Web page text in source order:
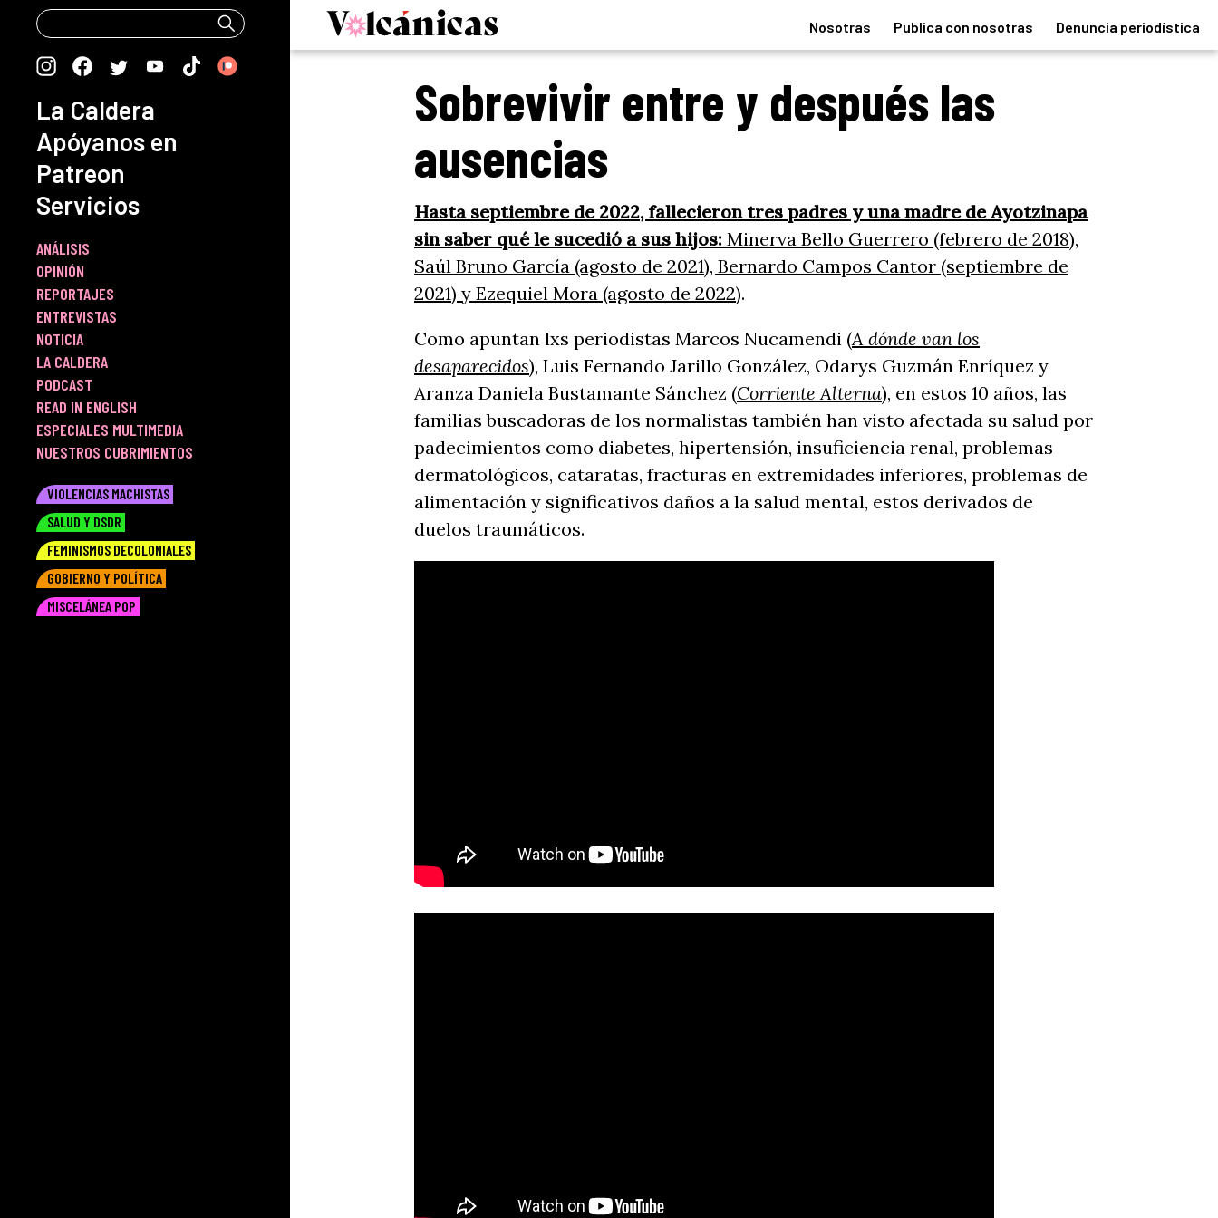
content
Nosotras Publica con nosotras Denuncia periodística
Sobrevivir entre y después las
ausencias
Hasta septiembre de 2022, fallecieron tres padres y una madre de Ayotzinapa
sin saber qué le sucedió a sus hijos: Minerva Bello Guerrero (febrero de 2018),
Saúl Bruno García (agosto de 2021), Bernardo Campos Cantor (septiembre de
2021) y Ezequiel Mora (agosto de 2022).
Como apuntan lxs periodistas Marcos Nucamendi (A dónde van los
desaparecidos), Luis Fernando Jarillo González, Odarys Guzmán Enríquez y
Aranza Daniela Bustamante Sánchez (Corriente Alterna), en estos 10 años, las
familias buscadoras de los normalistas también han visto afectada su salud por
padecimientos como diabetes, hipertensión, insuficiencia renal, problemas
dermatológicos, cataratas, fracturas en extremidades inferiores, problemas de
alimentación y significativos daños a la salud mental, estos derivados de
duelos traumáticos.
La Caldera
Apóyanos en
Patreon
Servicios
ANÁLISIS
OPINIÓN
REPORTAJES
ENTREVISTAS
NOTICIA
LA CALDERA
PODCAST
READ IN ENGLISH
ESPECIALES MULTIMEDIA
NUESTROS CUBRIMIENTOS
VIOLENCIAS MACHISTAS
SALUD Y DSDR
FEMINISMOS DECOLONIALES
GOBIERNO Y POLÍTICA
MISCELÁNEA POP